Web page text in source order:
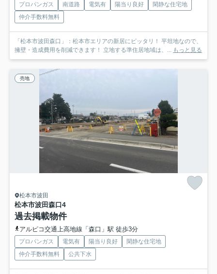
プロパンガス 南道路 電気有 陽当り良好
閑静な住宅地
仲介手数料無料
「松本市波田森口」：松本市エリアの新居にピッタリ！ 平坦地なので、
擁壁・造成費用を削減できます！ 立地する準住居地域は、... もっと見る
売地
松本市波田
松本市波田森口4
過去掲載物件
アルピコ交通上高地線「森口」駅 徒歩3分
プロパンガス 電気有 陽当り良好
閑静な住宅地
仲介手数料無料
公共下水